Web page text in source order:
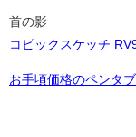
首の影
コピックスケッチ
お手頃価格のペンタ